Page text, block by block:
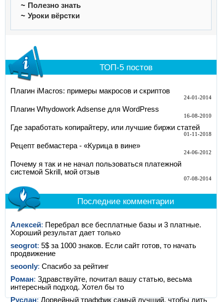
Полезно знать
Уроки вёрстки
ТОП-5 постов
Плагин iMacros: примеры макросов и скриптов
24-01-2014
Плагин Whydowork Adsense для WordPress
16-08-2010
Где заработать копирайтеру, или лучшие биржи статей
01-11-2018
Рецепт вебмастера - «Курица в вине»
24-06-2012
Почему я так и не начал пользоваться платежной
системой Skrill, мой отзыв
07-08-2014
Последние комментарии
Алексей: Перебрал все бесплатные базы и 3 платные.
Хороший результат дает только
seogrot: 5$ за 1000 знаков. Если сайт готов, то начать
продвижение
seoonly: Спасибо за рейтинг
Роман: Здравствуйте, почитал вашу статью, весьма
интересный подход. Хотел бы то
Руслан:Дорвейный траффик самый лучший, чтобы лить